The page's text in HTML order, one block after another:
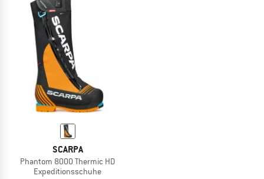
SCARPA
Phantom 8000 Thermic HD
Expeditionsschuhe